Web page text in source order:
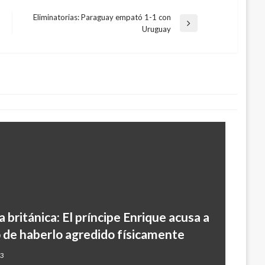
Eliminatorias: Paraguay empató 1-1 con
Uruguay
británica: El príncipe Enrique acusa a
haberlo agredido físicamente